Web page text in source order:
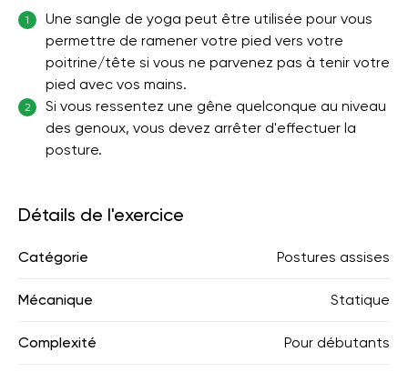
1
Une sangle de yoga peut être utilisée pour vous
permettre de ramener votre pied vers votre
poitrine/tête si vous ne parvenez pas à tenir votre
pied avec vos mains.
2
Si vous ressentez une gêne quelconque au niveau
des genoux, vous devez arrêter d'effectuer la
posture.
Détails de l'exercice
Catégorie Postures assises
Mécanique Statique
Complexité Pour débutants